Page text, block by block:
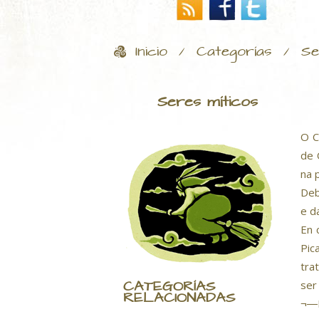
Inicio / Categorías /
Seres míticos
CATEGORÍAS
RELACIONADAS
O
de
na
e
En
ser